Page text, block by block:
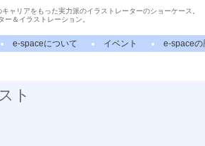
ャリアをもった実力派のイラストレーターのショーケース。
ー＆イラストレーション。
e-spaceについて イベント e-spaceの
ト